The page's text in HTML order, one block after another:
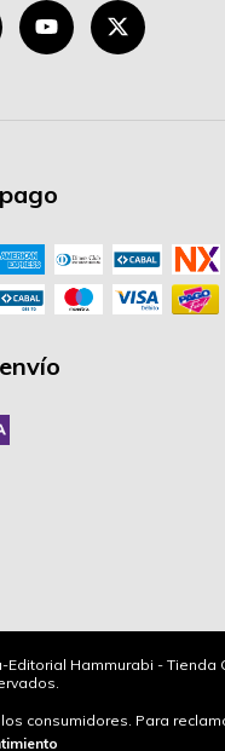
Editorial Hammurabi - Tienda
consumidores. Para